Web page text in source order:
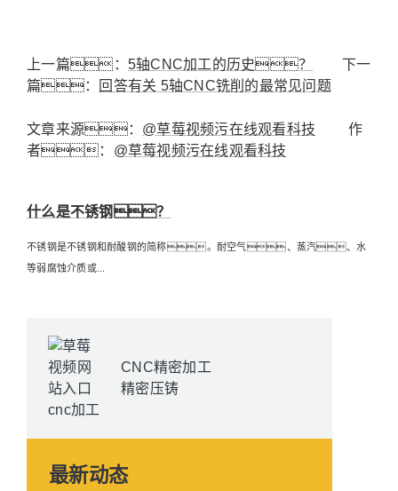
上一篇： 5轴CNC加工的历史？
下一
篇：
回答有关 5轴CNC铣削的最常见问题
文章来源： @草莓视频污在线观看科技 作
者： @草莓视频污在线观看科技
什么是不锈钢？
不锈钢是不锈钢和耐酸钢的简称。耐空气、蒸汽、水
等弱腐蚀介质或...
CNC精密加工
精密压铸
最新动态